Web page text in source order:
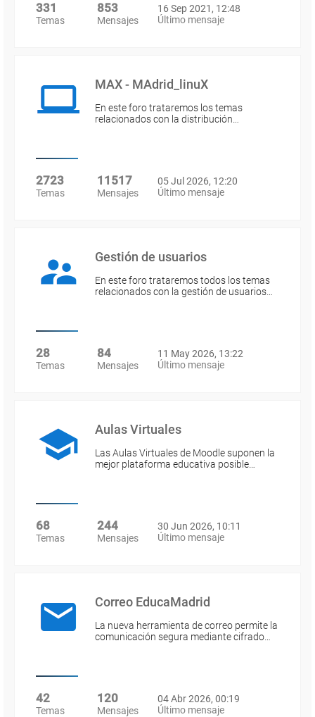
331
Temas
853
Mensajes
16 Sep 2021, 12:48
Último mensaje
MAX - MAdrid_linuX
En este foro trataremos los temas
relacionados con la distribución…
2723
Temas
11517
Mensajes
05 Jul 2026, 12:20
Último mensaje
Gestión de usuarios
En este foro trataremos todos los temas
relacionados con la gestión de usuarios…
28
Temas
84
Mensajes
11 May 2026, 13:22
Último mensaje
Aulas Virtuales
Las Aulas Virtuales de Moodle suponen la
mejor plataforma educativa posible…
68
Temas
244
Mensajes
30 Jun 2026, 10:11
Último mensaje
Correo EducaMadrid
La nueva herramienta de correo permite la
comunicación segura mediante cifrado…
42
Temas
120
Mensajes
04 Abr 2026, 00:19
Último mensaje